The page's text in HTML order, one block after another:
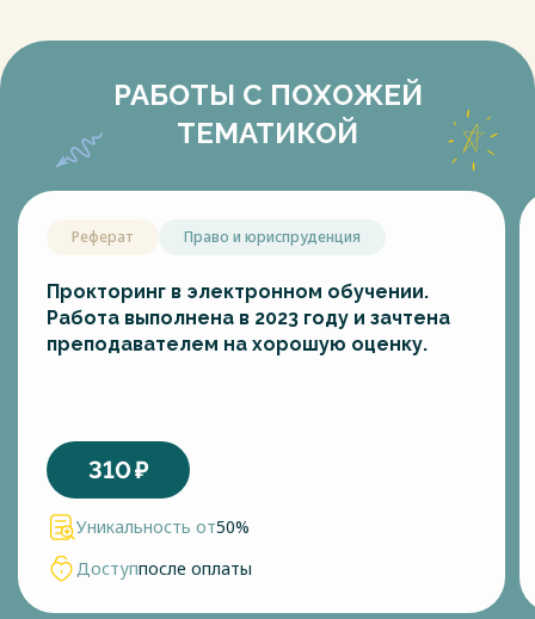
РАБОТЫ С ПОХОЖЕЙ
ТЕМАТИКОЙ
Реферат Право и юриспруденция
Прокторинг в электронном обучении.
Работа выполнена в 2023 году и зачтена
преподавателем на хорошую оценку.
310₽
Уникальность от50%
Доступпосле оплаты